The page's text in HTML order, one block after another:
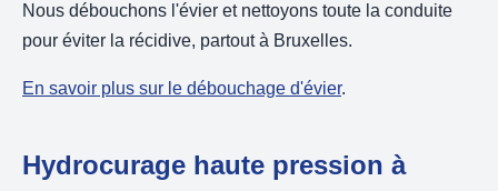
Nous débouchons l'évier et nettoyons toute la conduite
pour éviter la récidive, partout à Bruxelles.
En savoir plus sur le débouchage d'évier.
Hydrocurage haute pression à